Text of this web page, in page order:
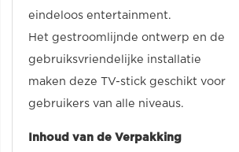
eindeloos entertainment.
Het gestroomlijnde ontwerp en de
gebruiksvriendelijke installatie
maken deze TV-stick geschikt voor
gebruikers van alle niveaus.
Inhoud van de Verpakking